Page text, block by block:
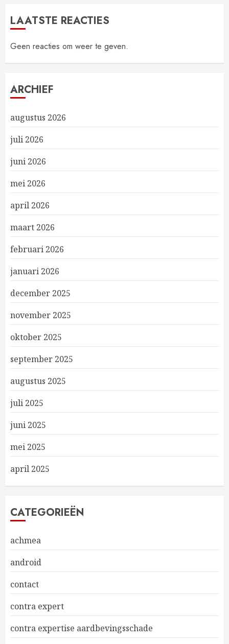
LAATSTE REACTIES
Geen reacties om weer te geven.
ARCHIEF
augustus 2026
juli 2026
juni 2026
mei 2026
april 2026
maart 2026
februari 2026
januari 2026
december 2025
november 2025
oktober 2025
september 2025
augustus 2025
juli 2025
juni 2025
mei 2025
april 2025
CATEGORIEËN
achmea
android
contact
contra expert
contra expertise aardbevingsschade